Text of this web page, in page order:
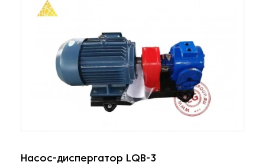
Насос-диспергатор LQB-3